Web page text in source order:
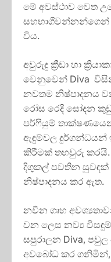
මේ අවස්ථාව වෙත
විය.
අවුරුදු ක්‍රීඩා හා
වෙනුවෙන් Diva විසින්
නවතම නිෂ්පාදනය
රෝස රෙදි සෝදන
පර්ෆියුම්
ඇඳුම්වල දුර්ගන්ධයන්
කිරීමක් තහවුරු කරයි.
දිගුකල් පවතින සුවඳක්
නිෂ්පාදනය කර ඇත.
නවීන ගෘහ
වන ලෙස නව්‍ය
සපුරාලන Diva,
අවබෝධ කර ගනිමින්,